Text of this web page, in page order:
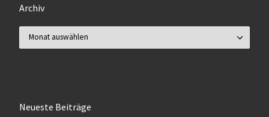
Archiv
Neueste Beiträge